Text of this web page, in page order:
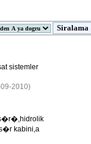
sistemler
2010)
kabini,a